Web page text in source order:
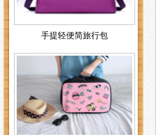
手提轻便简旅行包